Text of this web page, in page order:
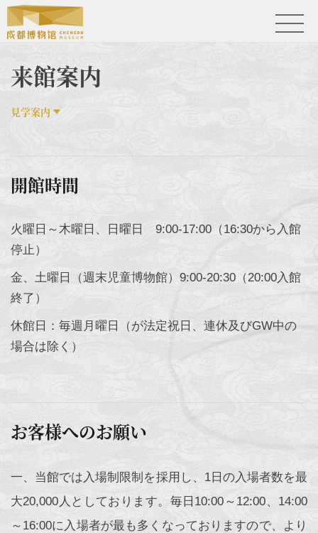
来館案内
見学案内
開館時間
火曜日～木曜日、日曜日 9:00-17:00（16:30から入館
停止）
金、土曜日（週末児童博物館）9:00-20:30（20:00入館
終了）
休館日：毎週月曜日（が法定祝日、連休及びGW中の
場合は除く）
お客様へのお願い
一、当館では入場制限制を採用し、1日の入場者数を最
大20,000人としております。毎日10:00～12:00、14:00
～16:00に入場者が最も多くなっておりますので、より